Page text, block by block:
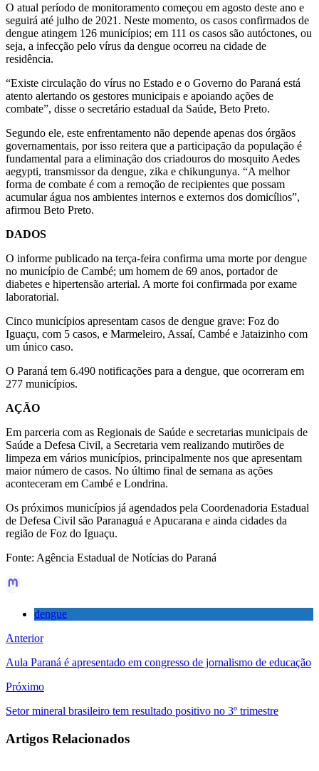
O atual período de monitoramento começou em agosto deste ano e
seguirá até julho de 2021. Neste momento, os casos confirmados de
dengue atingem 126 municípios; em 111 os casos são autóctones, ou
seja, a infecção pelo vírus da dengue ocorreu na cidade de
residência.
“Existe circulação do vírus no Estado e o Governo do Paraná está
atento alertando os gestores municipais e apoiando ações de
combate”, disse o secretário estadual da Saúde, Beto Preto.
Segundo ele, este enfrentamento não depende apenas dos órgãos
governamentais, por isso reitera que a participação da população é
fundamental para a eliminação dos criadouros do mosquito Aedes
aegypti, transmissor da dengue, zika e chikungunya. “A melhor
forma de combate é com a remoção de recipientes que possam
acumular água nos ambientes internos e externos dos domicílios”,
afirmou Beto Preto.
DADOS
O informe publicado na terça-feira confirma uma morte por dengue
no município de Cambé; um homem de 69 anos, portador de
diabetes e hipertensão arterial. A morte foi confirmada por exame
laboratorial.
Cinco municípios apresentam casos de dengue grave: Foz do
Iguaçu, com 5 casos, e Marmeleiro, Assaí, Cambé e Jataizinho com
um único caso.
O Paraná tem 6.490 notificações para a dengue, que ocorreram em
277 municípios.
AÇÃO
Em parceria com as Regionais de Saúde e secretarias municipais de
Saúde a Defesa Civil, a Secretaria vem realizando mutirões de
limpeza em vários municípios, principalmente nos que apresentam
maior número de casos. No último final de semana as ações
aconteceram em Cambé e Londrina.
Os próximos municípios já agendados pela Coordenadoria Estadual
de Defesa Civil são Paranaguá e Apucarana e ainda cidades da
região de Foz do Iguaçu.
Fonte: Agência Estadual de Notícias do Paraná
dengue
Anterior
Aula Paraná é apresentado em congresso de jornalismo de educação
Próximo
Setor mineral brasileiro tem resultado positivo no 3º trimestre
Artigos Relacionados